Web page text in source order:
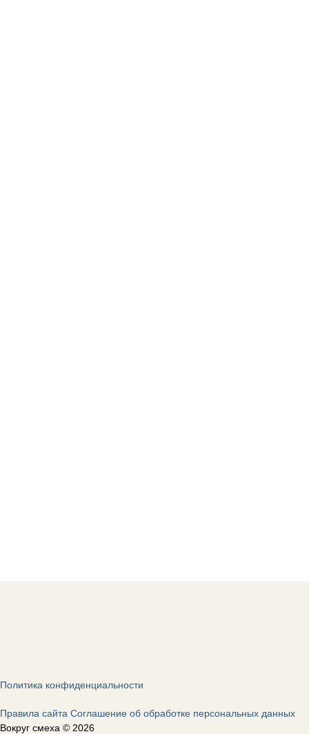
Политика конфиденциальности
Правила сайта Соглашение об обработке персональных данных
Вокруг смеха © 2026